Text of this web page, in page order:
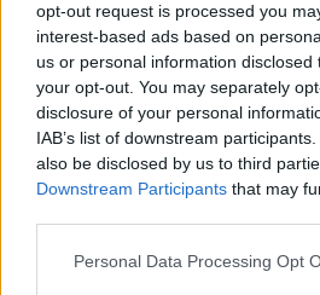
opt-out request is processed you
interest-based ads based on
us or personal information
your opt-out. You may separately
disclosure of your personal
IAB’s list of downstream
also be disclosed by us to third
Downstream Participants that may
Personal Data Processing Opt
Η αποκαλυπτική
Αγγελόπουλου